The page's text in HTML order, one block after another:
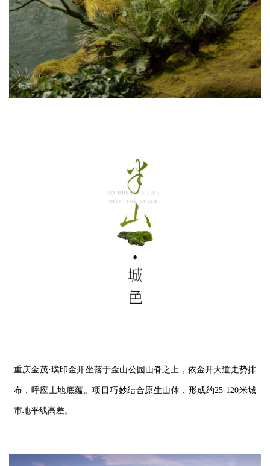
重庆金茂·璞印金开坐落于金山公园山脊之上，依金开大道走势排
布，呼应土地底蕴。项目巧妙结合原生山体，形成约25-120米城
市地平线高差。